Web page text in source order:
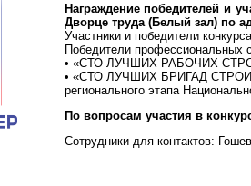
Награждение победителей и
Дворце труда (Белый зал) по
Участники и победители
Победители профессиональных
• «СТО ЛУЧШИХ РАБОЧИХ
• «СТО ЛУЧШИХ БРИГАД
регионального этапа
По вопросам участия в
Сотрудники для контактов: